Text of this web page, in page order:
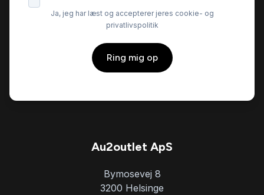
Ja, jeg har læst og accepterer jeres cookie- og
privatlivspolitik
Ring mig op
Au2outlet ApS
Bymosevej 8
3200 Helsinge